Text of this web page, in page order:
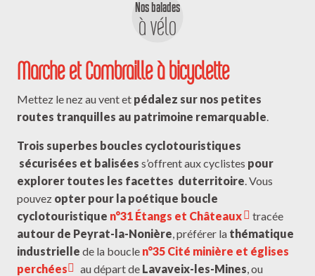
Nos balades
à vélo
Marche et Combraille à bicyclette
Mettez le nez au vent et pédalez sur nos petites
routes tranquilles au patrimoine remarquable.
Trois superbes boucles cyclotouristiques
sécurisées et balisées s’offrent aux cyclistes pour
explorer toutes les facettes duterritoire. Vous
pouvez opter pour la poétique boucle
cyclotouristique n°31 Étangs et Châteaux
tracée
autour de Peyrat-la-Nonière, préférer la thématique
industrielle de la boucle n°35 Cité minière et églises
perchées
au départ de Lavaveix-les-Mines, ou